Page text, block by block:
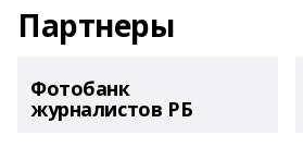
Партнеры
Фотобанк
журналистов РБ